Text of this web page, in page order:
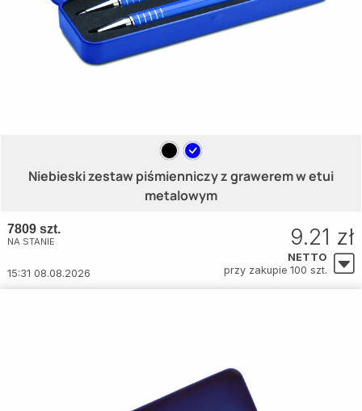
Niebieski zestaw piśmienniczy z grawerem w etui
metalowym
7809 szt.
NA STANIE
15:31 08.08.2026
9.21 zł
NETTO
przy zakupie 100 szt.